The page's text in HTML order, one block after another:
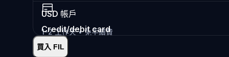
USD 帳戶
1-2 工作天 • 免手續費
存入
Credit/debit card
即時•
買入 FIL